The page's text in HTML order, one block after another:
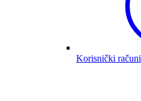
Korisnički računi